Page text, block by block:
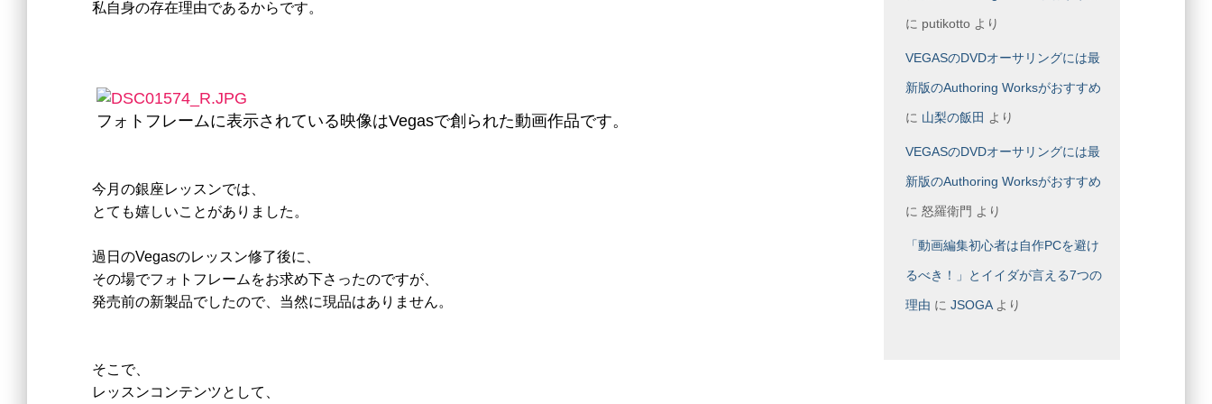
私自身の存在理由であるからです。
フォトフレームに表示されている映像はVegasで創られた動画作品です。
今月の銀座レッスンでは、
とても嬉しいことがありました。
過日のVegasのレッスン修了後に、
その場でフォトフレームをお求め下さったのですが、
発売前の新製品でしたので、当然に現品はありません。
そこで、
レッスンコンテンツとして、
に putikottoより
VEGASのDVDオーサリングには最
新版のAuthoring Worksがおすすめ
に 山梨の飯田 より
VEGASのDVDオーサリングには最
新版のAuthoring Worksがおすすめ
に 怒羅衛門 より
「動画編集初心者は自作PCを避け
るべき！」とイイダが言える7つの
理由 に JSOGAより